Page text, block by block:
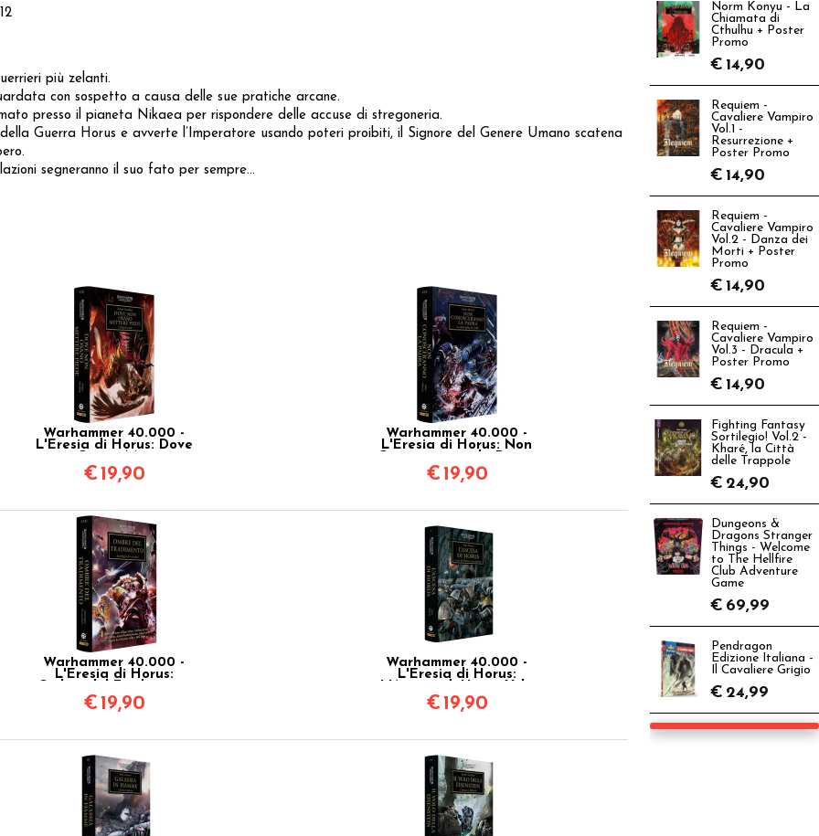
più zelanti.
con sospetto a causa delle sue pratiche arcane.
presso il pianeta Nikaea per rispondere delle accuse di stregoneria.
Guerra Horus e avverte l’Imperatore usando poteri proibiti, il Signore del Genere Umano scatena
segneranno il suo fato per sempre…
Warhammer 40.000 -
L'Eresia di Horus: Dove
Piede Vol.21
€ 19,90
Warhammer 40.000 -
L'Eresia di Horus: Non
Vol.19
€ 19,90
Warhammer 40.000 -
L'Eresia di Horus:
Vol.22
€ 19,90
Warhammer 40.000 -
L'Eresia di Horus:
€ 19,90
Norm Konyu - La
Chiamata di
Cthulhu + Poster
Promo
€ 14,90
Requiem -
Cavaliere Vampiro
Vol.1 -
Resurrezione +
Poster Promo
€ 14,90
Requiem -
Cavaliere Vampiro
Vol.2 - Danza dei
Morti + Poster
Promo
€ 14,90
Requiem -
Cavaliere Vampiro
Vol.3 - Dracula +
Poster Promo
€ 14,90
Fighting Fantasy
Sortilegio! Vol.2 -
Kharé, la Città
delle Trappole
€ 24,90
Dungeons &
Dragons Stranger
Things - Welcome
to The Hellfire
Club Adventure
Game
€ 69,99
Pendragon
Edizione Italiana -
Il Cavaliere Grigio
€ 24,99